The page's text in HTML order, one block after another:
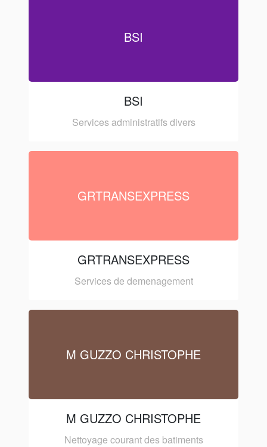
BSI
BSI
Services administratifs divers
GRTRANSEXPRESS
GRTRANSEXPRESS
Services de demenagement
M GUZZO CHRISTOPHE
M GUZZO CHRISTOPHE
Nettoyage courant des batiments